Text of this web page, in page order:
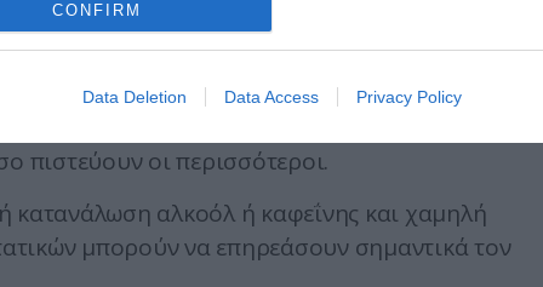
CONFIRM
Data Deletion Data Access Privacy Policy
ποιότητα του ύπνου μπορεί να είναι
πιστεύουν οι περισσότεροι.
αλκοόλ ή καφεΐνης και χαμηλή
μπορούν να επηρεάσουν σημαντικά τον